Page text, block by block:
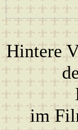
Hintere
im